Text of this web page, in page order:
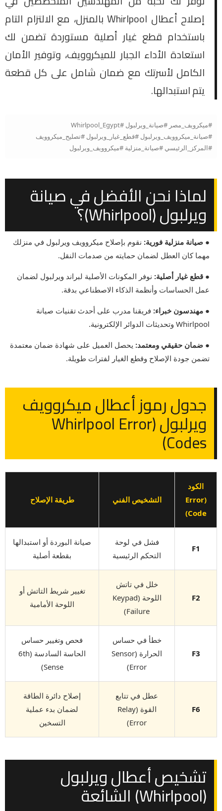
إصلاح أعطال Whirlpool بالمنزل، مع الالتزام التام
باستخدام قطع غيار أصلية مستوردة تضمن لك
استعادة الأداء الجبار للميكروويف، وتوفير الأمان
الكامل لأسرتك مع ضمان شامل على كل قطعة
يتم استبدالها.
#ميكرويف_مصر #صيانة_ويرلبول #Whirlpool_Egypt
#صيانة_ميكروويف_ويرلبول #قطع_غيار_ويرلبول #تصليح_ميكروويف
#المركز_الرئيسي #صيانة_منزلية #ميكروويف_ويرلبول
لماذا نحن الأفضل في صيانة
ويرلبول (Whirlpool)؟
● صيانة منزلية فورية: نقوم بإصلاح ميكروويف ويرلبول في منزلك
مهما كان العطل لضمان حمايته من صدمات النقل.
● قطع غيار أصلية: نوفر المكونات الأصلية لبراند ويرلبول لضمان
عمل الحساسات وأنظمة الذكاء الاصطناعي بدقة.
● مهندسون خبراء: فريقنا مدرب على أحدث تقنيات صيانة
Whirlpool وتحديثات الدوائر الإلكترونية.
● ضمان حقيقي ومعتمد: يحصل العميل على شهادة ضمان معتمدة
تضمن جودة الإصلاح وقطع الغيار لفترات طويلة.
جدول رموز أعطال ميكروويف
ويرلبول (Whirlpool Error
Codes)
الكود
(Error
Code)
التشخيص الفني طريقة الإصلاح
F1
فشل في لوحة
التحكم الرئيسية
صيانة البوردة أو استبدالها
بقطعة أصلية
F2
خلل في تاتش
اللوحة (Keypad
Failure)
تغيير شريط التاتش أو
اللوحة الأمامية
F3
خطأ في حساس
الحرارة (Sensor
Error)
فحص وتغيير حساس
الحاسة السادسة (6th
Sense)
F6
عطل في تتابع
القوة (Relay
Error)
إصلاح دائرة الطاقة
لضمان بدء عملية
التسخين
تشخيص أعطال ويرلبول
(Whirlpool) الشائعة